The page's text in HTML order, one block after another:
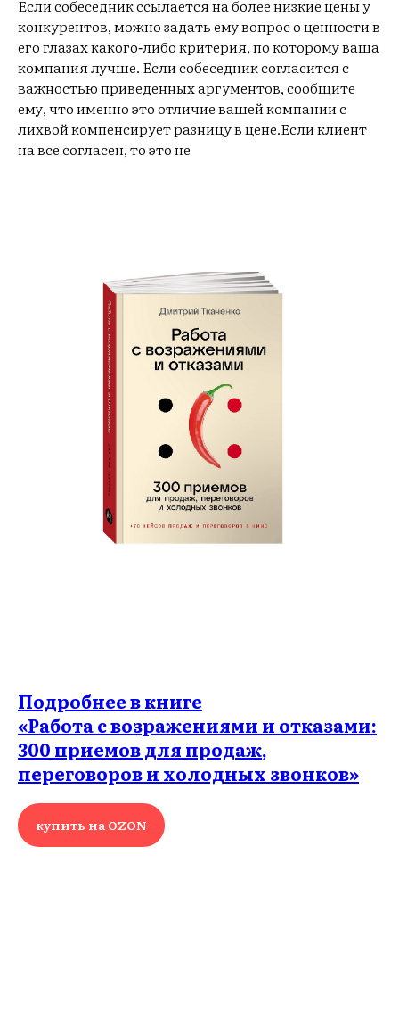
Если собеседник ссылается на более низкие цены у
конкурентов, можно задать ему вопрос о ценности в
его глазах какого‑либо критерия, по которому ваша
компания лучше. Если собеседник согласится с
важностью приведенных аргументов, сообщите
ему, что именно это отличие вашей компании с
лихвой компенсирует разницу в цене.Если клиент
на все согласен, то это не
Подробнее в книге
«Работа с возражениями и отказами:
300 приемов для продаж,
переговоров и холодных звонков»
купить на OZON